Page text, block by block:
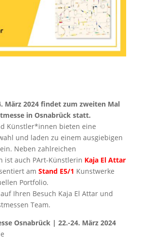
März 2024 findet zum zweiten Mal
in Osnabrück statt.
Künstler*innen bieten eine
und laden zu einem ausgiebigen
Neben zahlreichen
ist auch PArt-Künstlerin Kaja El Attar
am Stand E5/1 Kunstwerke
Portfolio.
Ihren Besuch Kaja El Attar und
Team.
Osnabrück | 22.-24. März 2024